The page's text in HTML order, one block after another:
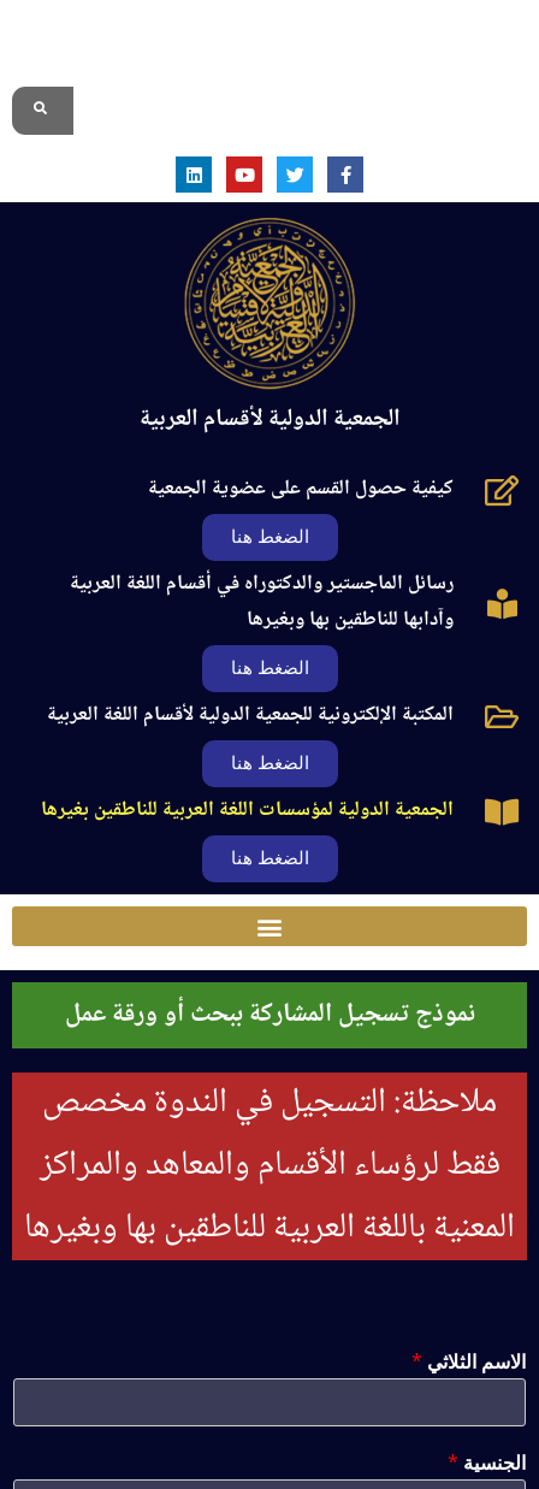
الجمعية الدولية لأقسام العربية
كيفية حصول القسم على عضوية الجمعية
الضغط هنا
رسائل الماجستير والدكتوراه في أقسام اللغة العربية
وآدابها للناطقين بها وبغيرها
الضغط هنا
المكتبة الإلكترونية للجمعية الدولية لأقسام اللغة العربية
الضغط هنا
الجمعية الدولية لمؤسسات اللغة العربية للناطقين بغيرها
الضغط هنا
نموذج تسجيل المشاركة ببحث أو ورقة عمل
ملاحظة: التسجيل في الندوة مخصص
فقط لرؤساء الأقسام والمعاهد والمراكز
المعنية باللغة العربية للناطقين بها وبغيرها
الاسم الثلاثي *
الجنسية *